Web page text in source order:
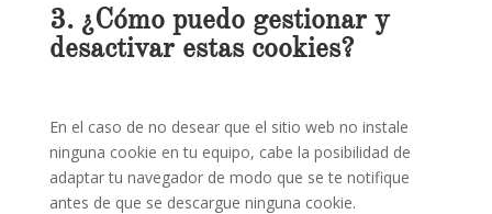
3. ¿Cómo puedo gestionar y
desactivar estas cookies?
En el caso de no desear que el sitio web no instale
ninguna cookie en tu equipo, cabe la posibilidad de
adaptar tu navegador de modo que se te notifique
antes de que se descargue ninguna cookie.